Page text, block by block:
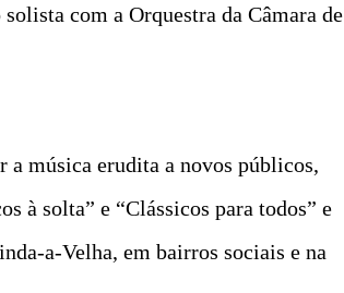
com a Orquestra da Câmara de
a música erudita a novos públicos,
à solta” e “Clássicos para todos” e
a-Velha, em bairros sociais e na